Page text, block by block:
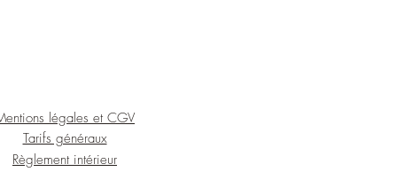
légales et CGV
Règlement intérieur
Tarifs généraux